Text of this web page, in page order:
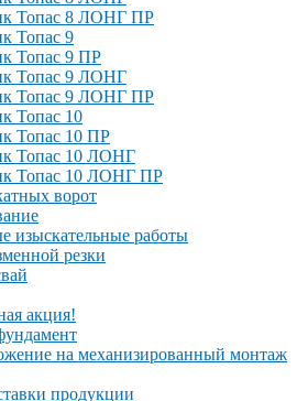
Топас 8 ЛОНГ ПР
Топас 9
Топас 9 ПР
Топас 9 ЛОНГ
Топас 9 ЛОНГ ПР
Топас 10
Топас 10 ПР
Топас 10 ЛОНГ
Топас 10 ЛОНГ ПР
ворот
изыскательные работы
резки
акция!
на механизированный монтаж
продукции